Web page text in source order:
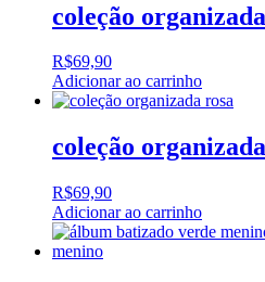
coleção
R$69,90
Adicionar ao carrinho
coleção
R$69,90
Adicionar ao carrinho